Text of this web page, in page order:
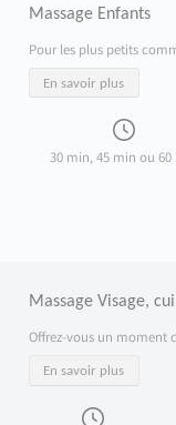
Massage Enfants
Pour les plus petits
En savoir plus
30 min, 45 min ou
Massage Visage,
Offrez-vous un moment
En savoir plus